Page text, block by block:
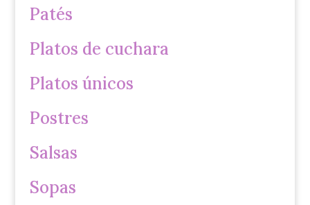
Patés
Platos de cuchara
Platos únicos
Postres
Salsas
Sopas